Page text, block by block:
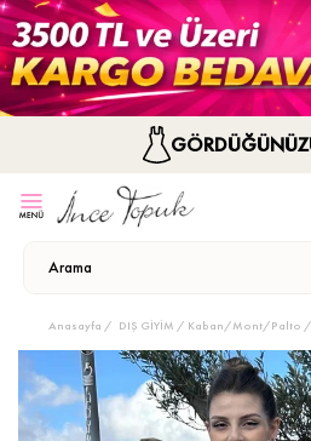
Anasayfa DIŞ GİYİM Kaban/Mont/Palto